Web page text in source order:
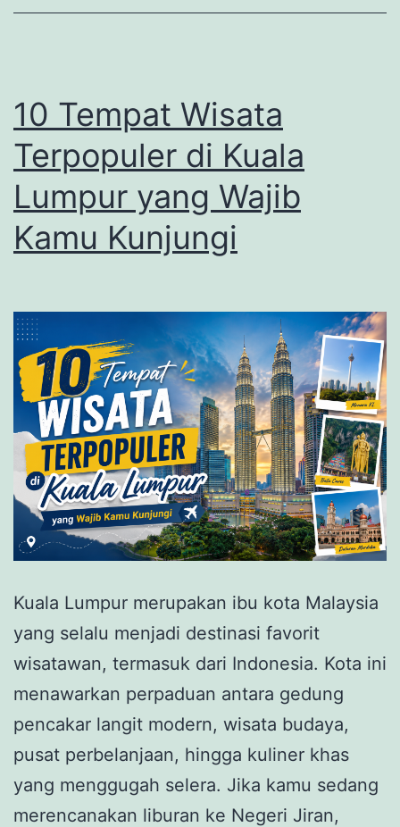
Wajib
10 Tempat Wisata
Terpopuler di Kuala
Lumpur yang Wajib
Kamu Kunjungi
Kuala Lumpur merupakan ibu kota Malaysia
yang selalu menjadi destinasi favorit
wisatawan, termasuk dari Indonesia. Kota ini
menawarkan perpaduan antara gedung
pencakar langit modern, wisata budaya,
pusat perbelanjaan, hingga kuliner khas
yang menggugah selera. Jika kamu sedang
merencanakan liburan ke Negeri Jiran,